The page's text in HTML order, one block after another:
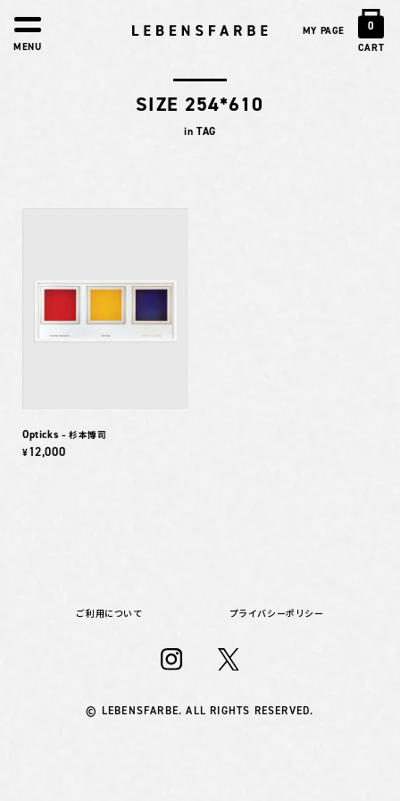
MY PAGE 0
CART
MENU
SIZE 254*610
in TAG
Opticks – 杉本博司
¥12,000
ご利用について プライバシーポリシー
© LEBENSFARBE. ALL RIGHTS RESERVED.